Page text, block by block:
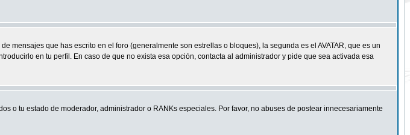
mensajes que has escrito en el foro (generalmente son estrellas o bloques), la segunda es el AVATAR, que es un
en tu perfil. En caso de que no exista esa opción, contacta al administrador y pide que sea activada esa
o tu estado de moderador, administrador o RANKs especiales. Por favor, no abuses de postear innecesariamente